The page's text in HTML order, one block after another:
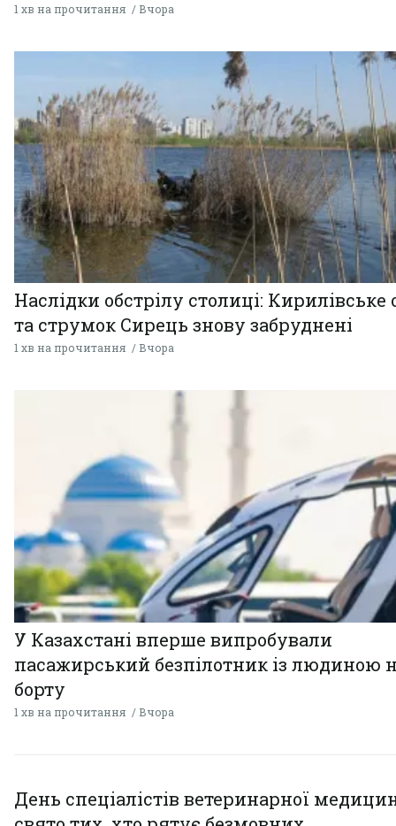
1 хв на прочитання Вчора
Наслідки обстрілу столиці: Кирилівське
та струмок Сирець знову забруднені
1 хв на прочитання Вчора
У Казахстані вперше випробували
пасажирський безпілотник із людиною
борту
1 хв на прочитання Вчора
День спеціалістів ветеринарної